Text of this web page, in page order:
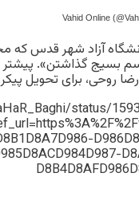
آزاد شهر قدس که
بسیج گذاشتن».
روحی، برای تحویل
status/